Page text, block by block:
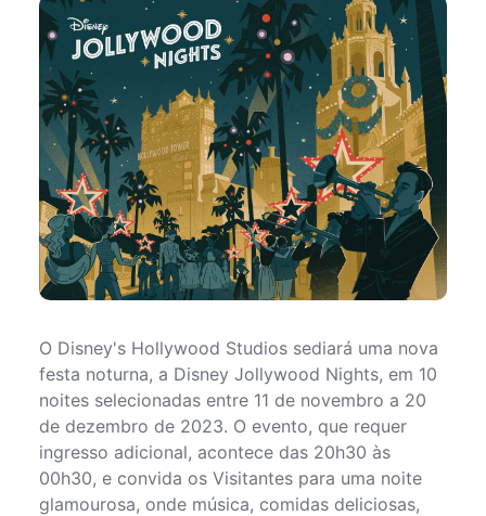
O Disney's Hollywood Studios sediará uma nova
festa noturna, a Disney Jollywood Nights, em 10
noites selecionadas entre 11 de novembro a 20
de dezembro de 2023. O evento, que requer
ingresso adicional, acontece das 20h30 às
00h30, e convida os Visitantes para uma noite
glamourosa, onde música, comidas deliciosas,